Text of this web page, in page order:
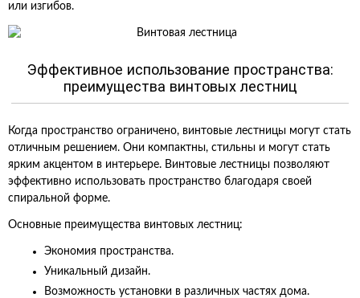
или изгибов.
Эффективное использование пространства:
преимущества винтовых лестниц
Когда пространство ограничено, винтовые лестницы могут стать
отличным решением. Они компактны, стильны и могут стать
ярким акцентом в интерьере. Винтовые лестницы позволяют
эффективно использовать пространство благодаря своей
спиральной форме.
Основные преимущества винтовых лестниц:
Экономия пространства.
Уникальный дизайн.
Возможность установки в различных частях дома.